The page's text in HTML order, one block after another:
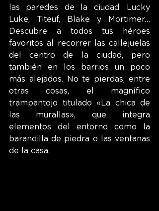
las paredes de la ciudad: Lucky
Luke, Titeuf, Blake y Mortimer…
Descubre a todos tus héroes
favoritos al recorrer las callejuelas
del centro de la ciudad, pero
también en los barrios un poco
más alejados. No te pierdas, entre
otras cosas, el magnífico
trampantojo titulado «La chica de
las murallas», que integra
elementos del entorno como la
barandilla de piedra o las ventanas
de la casa.